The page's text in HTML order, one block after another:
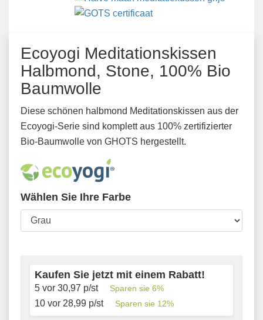
Ecoyogi Meditationskissen
Halbmond, Stone, 100% Bio
Baumwolle
Diese schönen halbmond Meditationskissen aus der
Ecoyogi-Serie sind komplett aus 100% zertifizierter
Bio-Baumwolle von GHOTS hergestellt.
Wählen Sie Ihre Farbe
Kaufen Sie jetzt mit einem Rabatt!
5 vor 30,97 p/st Sparen sie 6%
10 vor 28,99 p/st Sparen sie 12%